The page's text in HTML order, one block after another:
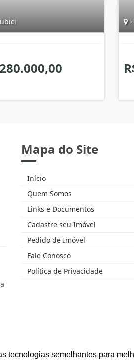
tecnologias semelhantes para
-
Mapa do Site
Início
Quem Somos
Links e Documentos
Cadastre seu Imóvel
Pedido de Imóvel
Fale Conosco
Política de Privacidade